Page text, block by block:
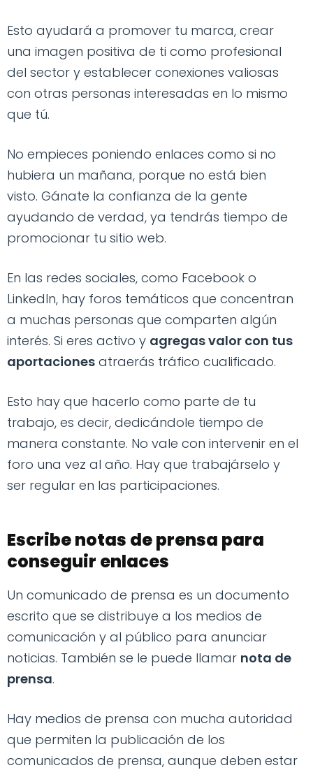
Esto ayudará a promover tu marca, crear
una imagen positiva de ti como profesional
del sector y establecer conexiones valiosas
con otras personas interesadas en lo mismo
que tú.
No empieces poniendo enlaces como si no
hubiera un mañana, porque no está bien
visto. Gánate la confianza de la gente
ayudando de verdad, ya tendrás tiempo de
promocionar tu sitio web.
En las redes sociales, como Facebook o
LinkedIn, hay foros temáticos que concentran
a muchas personas que comparten algún
interés. Si eres activo y agregas valor con tus
aportaciones atraerás tráfico cualificado.
Esto hay que hacerlo como parte de tu
trabajo, es decir, dedicándole tiempo de
manera constante. No vale con intervenir en el
foro una vez al año. Hay que trabajárselo y
ser regular en las participaciones.
Escribe notas de prensa para
conseguir enlaces
Un comunicado de prensa es un documento
escrito que se distribuye a los medios de
comunicación y al público para anunciar
noticias. También se le puede llamar nota de
prensa.
Hay medios de prensa con mucha autoridad
que permiten la publicación de los
comunicados de prensa, aunque deben estar